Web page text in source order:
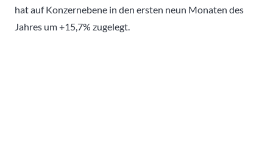
hat auf Konzernebene in den ersten neun Monaten des
Jahres um +15,7% zugelegt.